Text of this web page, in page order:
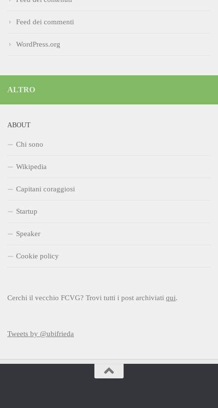
Feed dei commenti
WordPress.org
ALTRO
ABOUT
Chi sono
Wikipedia
Capitani coraggiosi
Startup
Speaker
Cookie policy
Cerchi il vecchio FCVG? Trovi tutti i post archiviati qui.
Tweets by @ubifrieda